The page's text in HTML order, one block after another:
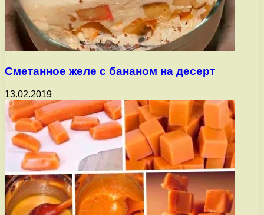
Сметанное желе с бананом на десерт
13.02.2019